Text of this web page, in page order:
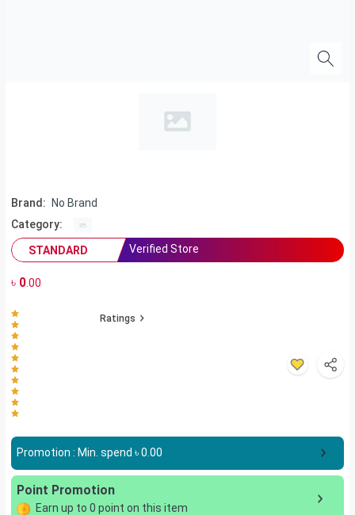
Brand:
No Brand
Category:
STANDARD
Verified Store
৳ 0.00
Ratings
Promotion : Min. spend ৳0.00
Point Promotion
Earn up to 0 point on this item